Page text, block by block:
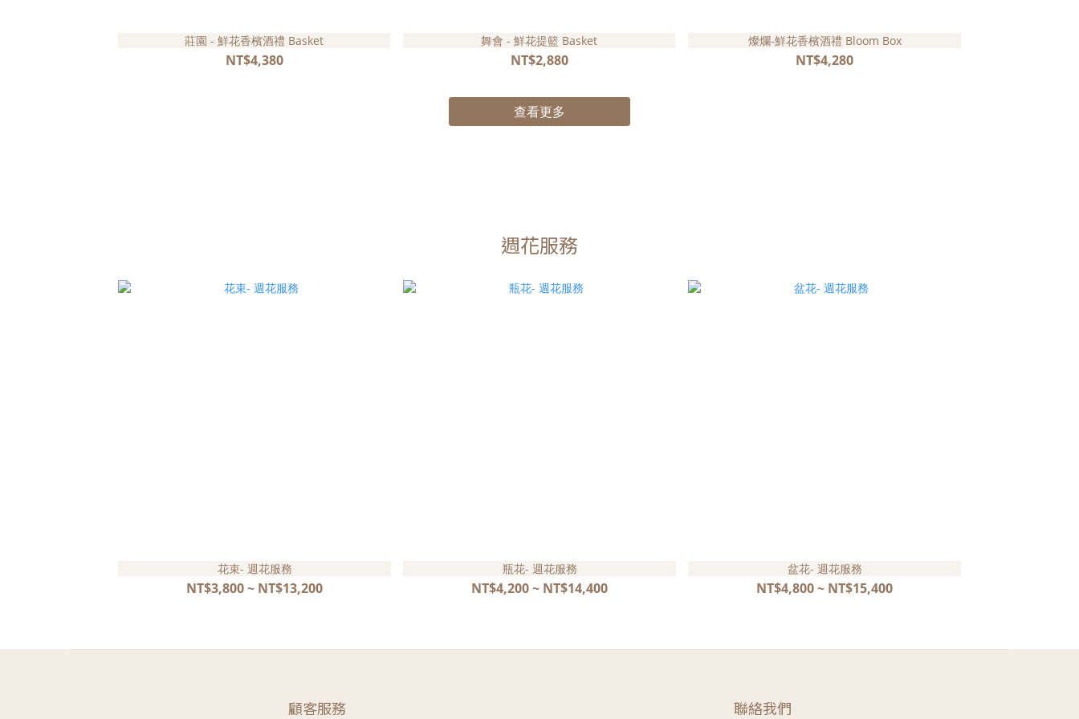
莊園 - 鮮花香檳酒禮 Basket
NT$4,380
舞會 - 鮮花提籃 Basket
NT$2,880
燦爛-鮮花香檳酒禮 Bloom Box
NT$4,280
查看更多
週花服務
花束- 週花服務
NT$3,800 ~ NT$13,200
瓶花- 週花服務
NT$4,200 ~ NT$14,400
盆花- 週花服務
NT$4,800 ~ NT$15,400
顧客服務 聯絡我們